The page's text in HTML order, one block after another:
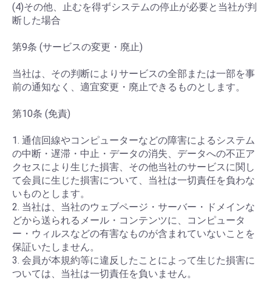
(4)その他、止むを得ずシステムの停止が必要と当社が判
断した場合
第9条 (サービスの変更・廃止)
当社は、その判断によりサービスの全部または一部を事
前の通知なく、適宜変更・廃止できるものとします。
第10条 (免責)
1. 通信回線やコンピューターなどの障害によるシステム
の中断・遅滞・中止・データの消失、データへの不正ア
クセスにより生じた損害、その他当社のサービスに関し
て会員に生じた損害について、当社は一切責任を負わな
いものとします。
2. 当社は、当社のウェブページ・サーバー・ドメインな
どから送られるメール・コンテンツに、コンピュータ
ー・ウィルスなどの有害なものが含まれていないことを
保証いたしません。
3. 会員が本規約等に違反したことによって生じた損害に
ついては、当社は一切責任を負いません。